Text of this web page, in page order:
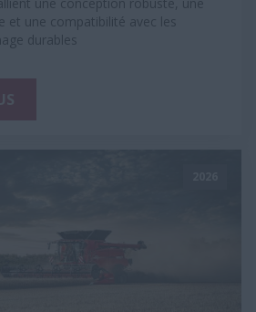
et une compatibilité avec les
durables